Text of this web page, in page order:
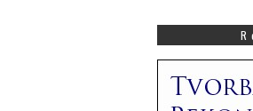
zajímá